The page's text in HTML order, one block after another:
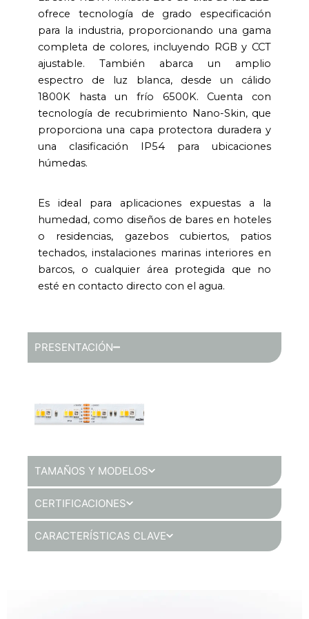
ofrece tecnología de grado especificación
para la industria, proporcionando una gama
completa de colores, incluyendo RGB y CCT
ajustable. También abarca un amplio
espectro de luz blanca, desde un cálido
1800K hasta un frío 6500K. Cuenta con
tecnología de recubrimiento Nano-Skin, que
proporciona una capa protectora duradera y
una clasificación IP54 para ubicaciones
húmedas.
Es ideal para aplicaciones expuestas a la
humedad, como diseños de bares en hoteles
o residencias, gazebos cubiertos, patios
techados, instalaciones marinas interiores en
barcos, o cualquier área protegida que no
esté en contacto directo con el agua.
PRESENTACIÓN
TAMAÑOS Y MODELOS
CERTIFICACIONES
CARACTERÍSTICAS CLAVE